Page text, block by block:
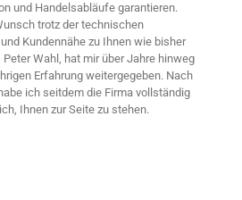
und Handelsabläufe garantieren.
trotz der technischen
Kundennähe zu Ihnen wie bisher
Peter Wahl, hat mir über Jahre hinweg
Erfahrung weitergegeben. Nach
ich seitdem die Firma vollständig
Ihnen zur Seite zu stehen.